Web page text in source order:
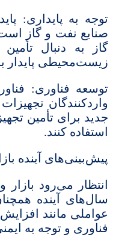
توجه به پایداری:
صنایع نفت و گاز
گاز به دنبال
زیست‌محیطی پایدار
توسعه فناوری:
واردکنندگان
جدید برای تأمین
استفاده کنند.
پیش‌بینی‌های آینده
انتظار می‌رود
سال‌های آینده
عواملی مانند
فناوری و توجه به